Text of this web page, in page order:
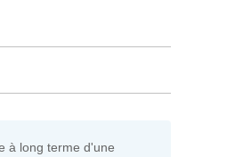
à long terme d'une